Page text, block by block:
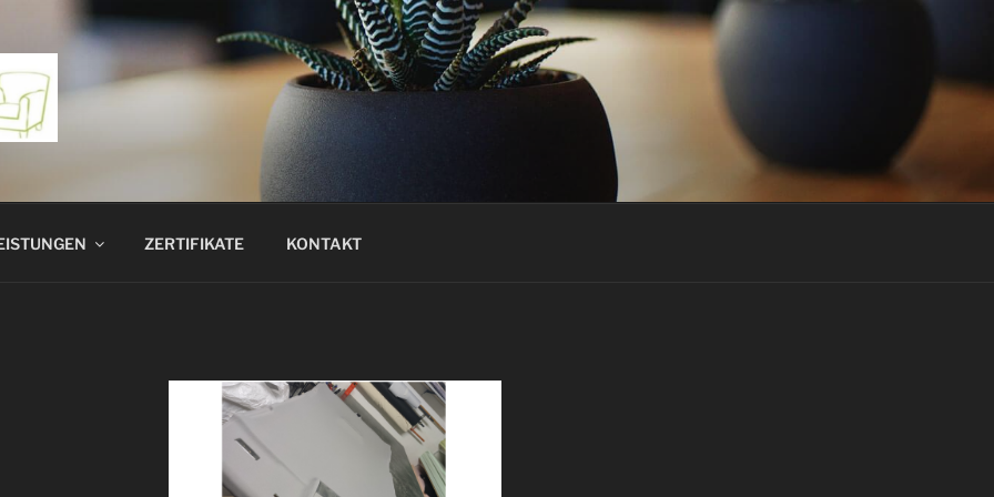
ZERTIFIKATE KONTAKT